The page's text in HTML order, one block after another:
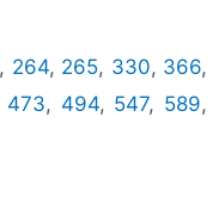
, 264, 265, 330, 366,
473, 494, 547, 589,